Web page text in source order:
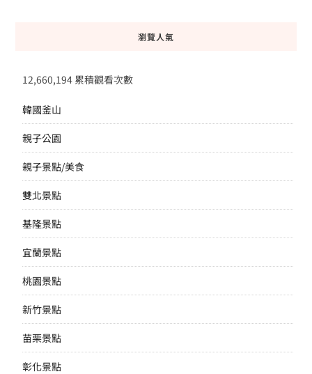
瀏覽人氣
12,660,194 累積觀看次數
韓國釜山
親子公園
親子景點/美食
雙北景點
基隆景點
宜蘭景點
桃園景點
新竹景點
苗栗景點
彰化景點